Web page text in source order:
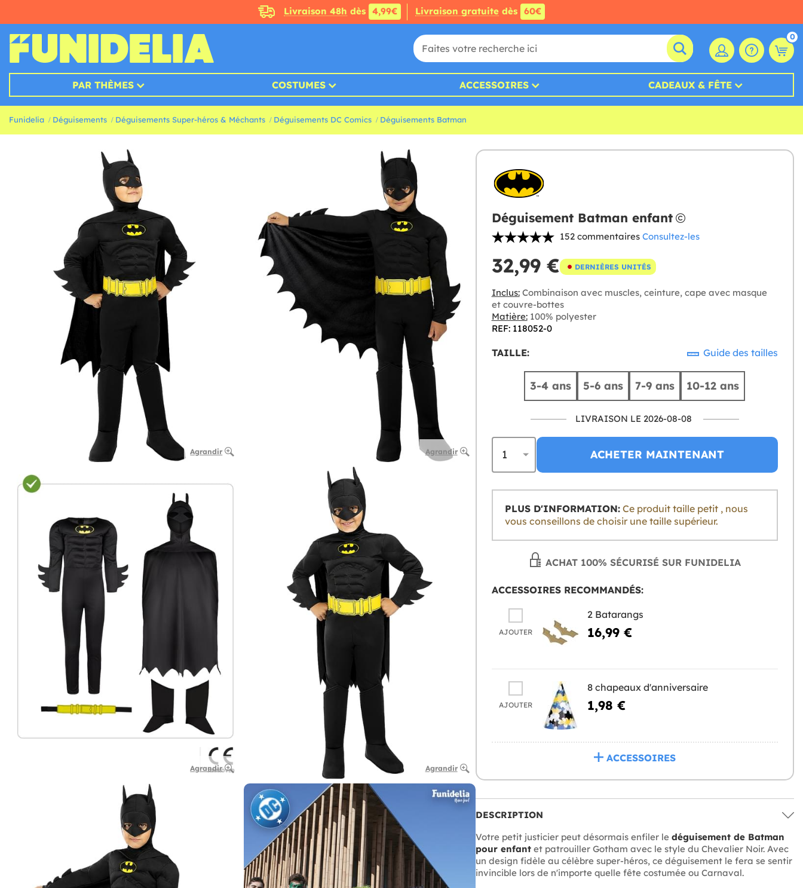
Livraison 48h dès 4,99€ Livraison gratuite dès 60€
0
PAR THÈMES COSTUMES ACCESSOIRES CADEAUX & FÊTE
Funidelia Déguisements Déguisements Super-héros & Méchants Déguisements DC Comics Déguisements Batman
Agrandir Agrandir
Agrandir Agrandir
Déguisement Batman enfant
152 commentaires Consultez-les
32,99 € DERNIÈRES UNITÉS
Inclus:Combinaison avec muscles, ceinture, cape avec masque
et couvre-bottes
Matière:100% polyester
REF: 118052-0
TAILLE: Guide des tailles
3-4 ans 5-6 ans 7-9 ans 10-12 ans
LIVRAISON LE 2026-08-08
ACHETER MAINTENANT
PLUS D'INFORMATION:Ce produit taille petit , nous
vous conseillons de choisir une taille supérieur.
ACHAT 100% SÉCURISÉ SUR FUNIDELIA
ACCESSOIRES RECOMMANDÉS:
AJOUTER
2 Batarangs
16,99 €
AJOUTER
8 chapeaux d'anniversaire
1,98 €
ACCESSOIRES
DESCRIPTION
Votre petit justicier peut désormais enfiler le déguisement de Batman
pour enfantet patrouiller Gotham avec le style du Chevalier Noir. Avec
un design fidèle au célèbre super-héros, ce déguisement le fera se sentir
invincible lors de n'importe quelle fête costumée ou Carnaval.